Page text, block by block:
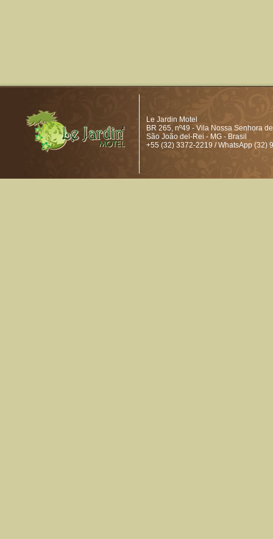
Le Jardin Motel
BR 265, nº49 - Vila Nossa Senhora
São João del-Rei - MG - Brasil
+55 (32) 3372-2219 / WhatsApp (32)